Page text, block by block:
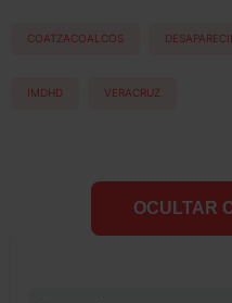
COATZACOALCOS
IMDHD VERACRUZ
OCULTAR